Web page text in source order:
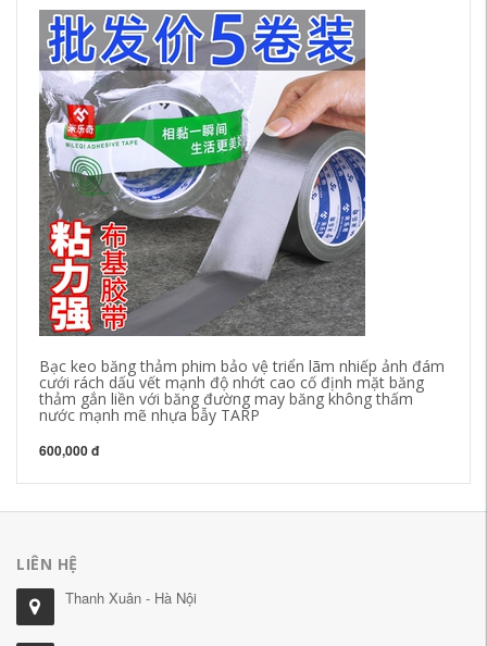
Bạc keo băng thảm phim bảo vệ triển lãm nhiếp ảnh đám
cưới rách dấu vết mạnh độ nhớt cao cố định mặt băng
thảm gắn liền với băng đường may băng không thấm
nước mạnh mẽ nhựa bẫy TARP
600,000 đ
LIÊN HỆ
Thanh Xuân - Hà Nội